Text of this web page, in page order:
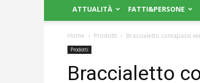
ATTUALITÀ FATTI&PERSONE
Home Prodotti Braccialetto contapassi
Prodotti
Braccialetto